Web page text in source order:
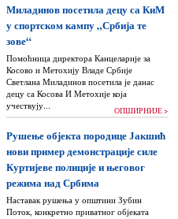
Миладинов посетила децу са КиМ
у спортском кампу „Србија те
зове“
Помоћница директора Канцеларије за
Косово и Метохију Владе Србије
Светлана Миладинов посетила је данас
децу са Косова И Метохије која
учествују...
ОПШИРНИЈЕ >
Рушење објекта породице Јакшић
нови пример демонстрације силе
Куртијеве полиције и његовог
режима над Србима
Наставак рушења у општини Зубин
Поток, конкретно приватног објеката